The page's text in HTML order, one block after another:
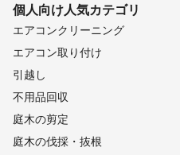
川崎市 横浜市 大和市
愛川町
相模原市
個人向け人気カテゴリ
エアコンクリーニング
エアコン取り付け
引越し
不用品回収
庭木の剪定
庭木の伐採・抜根